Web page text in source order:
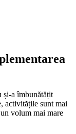
și-a îmbunătățit
activitățile sunt mai
volum mai mare